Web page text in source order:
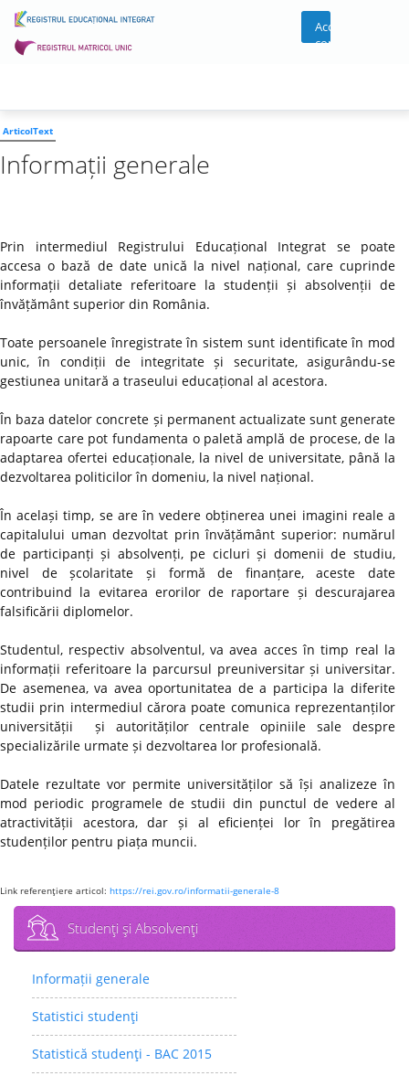
Acces
cont
ArticolText
Informații generale
Prin intermediul Registrului Educațional Integrat se poate
accesa o bază de date unică la nivel național, care cuprinde
informații detaliate referitoare la studenții și absolvenții de
învățământ superior din România.
Toate persoanele înregistrate în sistem sunt identificate în mod
unic, în condiții de integritate și securitate, asigurându-se
gestiunea unitară a traseului educațional al acestora.
În baza datelor concrete și permanent actualizate sunt generate
rapoarte care pot fundamenta o paletă amplă de procese, de la
adaptarea ofertei educaționale, la nivel de universitate, până la
dezvoltarea politicilor în domeniu, la nivel național.
În același timp, se are în vedere obținerea unei imagini reale a
capitalului uman dezvoltat prin învățământ superior: numărul
de participanți și absolvenți, pe cicluri și domenii de studiu,
nivel de școlaritate și formă de finanțare, aceste date
contribuind la evitarea erorilor de raportare și descurajarea
falsificării diplomelor.
Studentul, respectiv absolventul, va avea acces în timp real la
informații referitoare la parcursul preuniversitar și universitar.
De asemenea, va avea oportunitatea de a participa la diferite
studii prin intermediul cărora poate comunica reprezentanților
universității și autorităților centrale opiniile sale despre
specializările urmate și dezvoltarea lor profesională.
Datele rezultate vor permite universităților să își analizeze în
mod periodic programele de studii din punctul de vedere al
atractivității acestora, dar și al eficienței lor în pregătirea
studenților pentru piața muncii.
Link referenţiere articol: https://rei.gov.ro/informatii-generale-8
Studenţi şi Absolvenţi
Informații generale
Statistici studenţi
Statistică studenţi - BAC 2015